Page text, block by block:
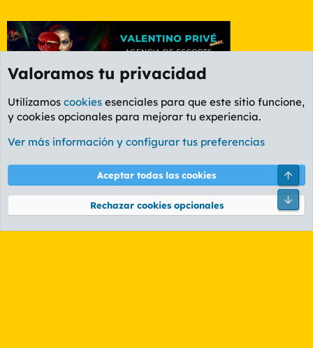
Etiquetas
Cookies
PL OLDSTYLE AMARILLO
Términos y reglas Política de privacidad Ayuda
Community platform by XenForo® © 2010-2026 XenForo Ltd.
Valoramos tu privacidad
Utilizamos cookies esenciales para que este sitio funcione,
y cookies opcionales para mejorar tu experiencia.
Ver más información y configurar tus preferencias
Aceptar todas las cookies
Rechazar cookies opcionales
Pie